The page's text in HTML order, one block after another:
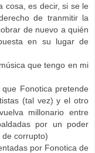
cosa, es decir, si se le
de tranmitir la
de nuevo a quién
en su lugar de
que tengo en mi
Fonotica pretende
(tal vez) y el otro
millonario entre
por un poder
de corrupto)
por Fonotica de